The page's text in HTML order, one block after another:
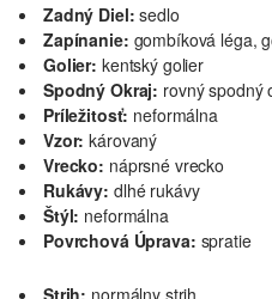
Zadný Diel: sedlo
Zapínanie: gombíková léga,
Golier: kentský golier
Spodný Okraj: rovný spodný
Príležitosť: neformálna
Vzor: károvaný
Vrecko: náprsné vrecko
Rukávy: dlhé rukávy
Štýl: neformálna
Povrchová Úprava: spratie
Strih: normálny strih